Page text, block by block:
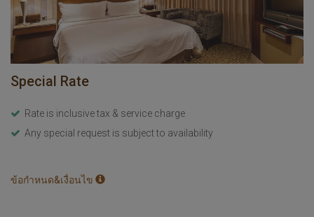
Special Rate
Rate is inclusive tax & service charge
Any special request is subject to availability
ข้อกำหนด&เงื่อนไข